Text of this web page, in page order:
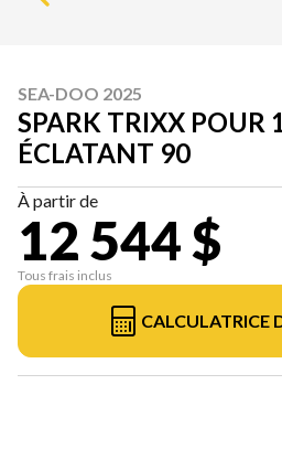
SEA-DOO 2025
SPARK TRIXX POUR
ÉCLATANT 90
À partir de
12 544 $
Tous frais inclus
CALCULATRICE